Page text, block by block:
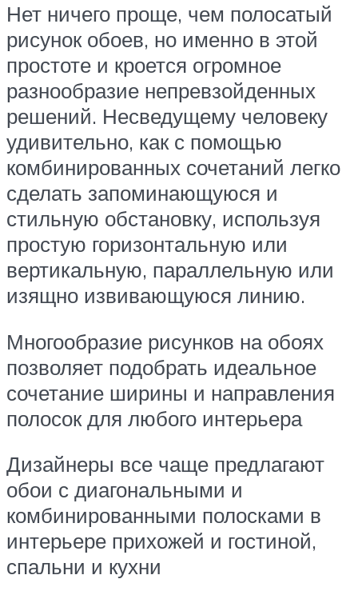
Нет ничего проще, чем полосатый
рисунок обоев, но именно в этой
простоте и кроется огромное
разнообразие непревзойденных
решений. Несведущему человеку
удивительно, как с помощью
комбинированных сочетаний легко
сделать запоминающуюся и
стильную обстановку, используя
простую горизонтальную или
вертикальную, параллельную или
изящно извивающуюся линию.
Многообразие рисунков на обоях
позволяет подобрать идеальное
сочетание ширины и направления
полосок для любого интерьера
Дизайнеры все чаще предлагают
обои с диагональными и
комбинированными полосками в
интерьере прихожей и гостиной,
спальни и кухни